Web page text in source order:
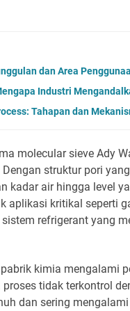
dan Area
Industri
Tahapan dan
molecular sieve Ady
struktur pori
kadar air hingga level
aplikasi kritikal seperti
refrigerant yang
kimia mengalami
tidak terkontrol
dan sering